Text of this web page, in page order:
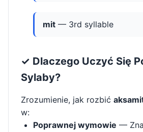
mit — 3rd syllable
✓ Dlaczego Uczyć Się
Sylaby?
Zrozumienie, jak rozbić
w:
Poprawnej wymowie —